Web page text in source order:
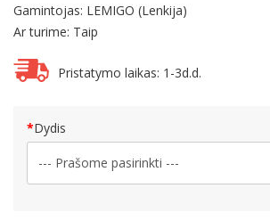
Gamintojas: LEMIGO (Lenkija)
Ar turime: Taip
Pristatymo laikas: 1-3d.d.
Dydis